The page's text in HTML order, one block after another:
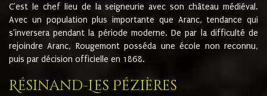
C'est le chef lieu de la seigneurie avec son château médiéval.
Avec un population plus importante que Aranc, tendance qui
s'inversera pendant la période moderne. De par la difficulté de
rejoindre Aranc, Rougemont posséda une école non reconnu,
puis par décision officielle en 1868.
Résinand-Les Pézières